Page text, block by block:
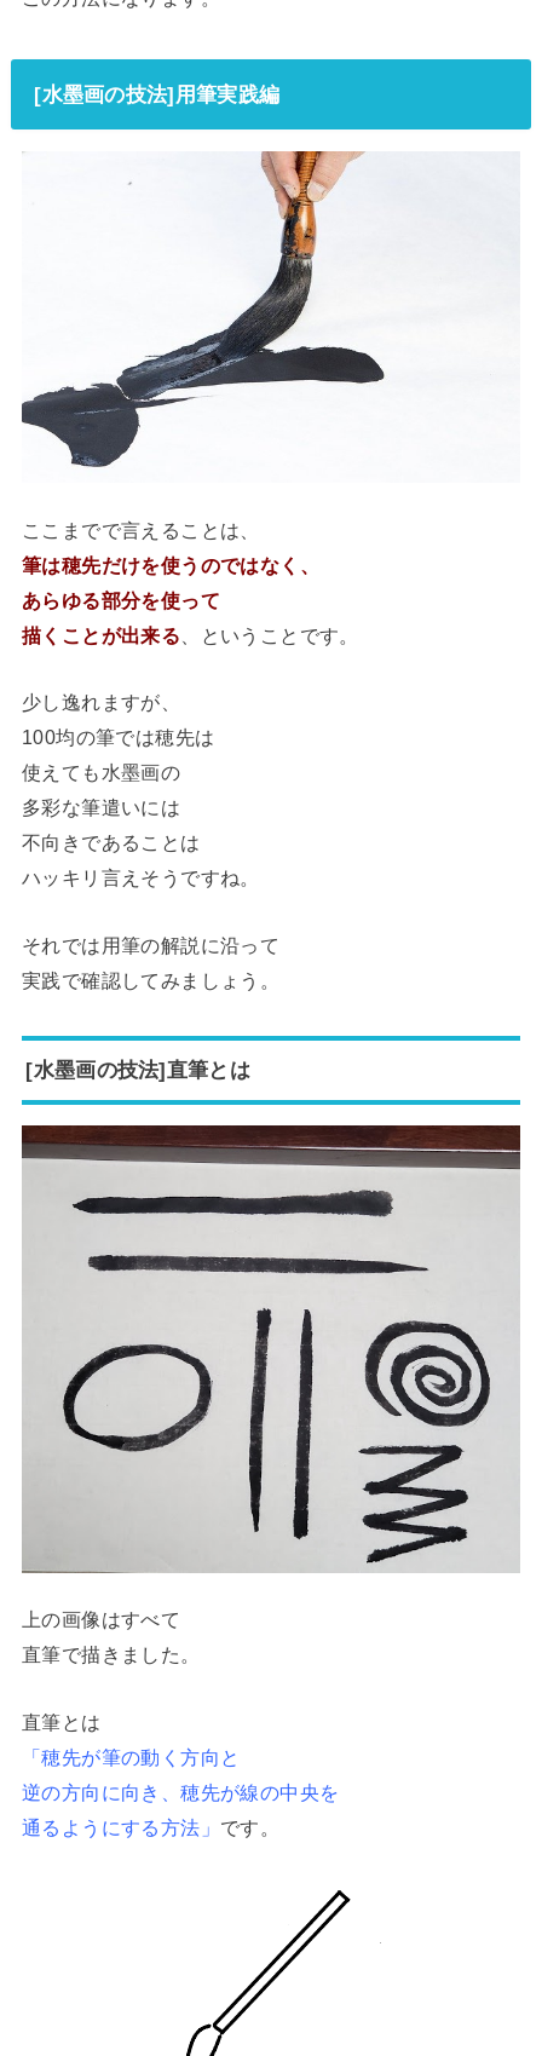
[水墨画の技法]用筆実践編
ここまでで言えることは、
筆は穂先だけを使うのではなく、
あらゆる部分を使って
描くことが出来る 、ということです。
少し逸れますが、
100均の筆では穂先は
使えても水墨画の
多彩な筆遣いには
不向きであることは
ハッキリ言えそうですね。
それでは用筆の解説に沿って
実践で確認してみましょう。
[水墨画の技法]直筆とは
上の画像はすべて
直筆で描きました。
直筆とは
「穂先が筆の動く方向と
逆の方向に向き、穂先が線の中央を
通るようにする方法」 です。